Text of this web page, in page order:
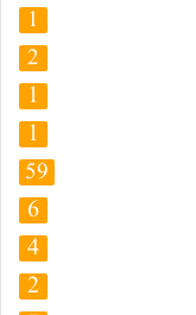
1
2
1
1
59
6
4
2